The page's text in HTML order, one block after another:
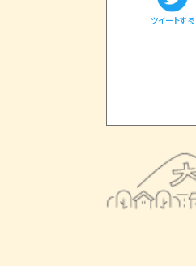
ツイートする